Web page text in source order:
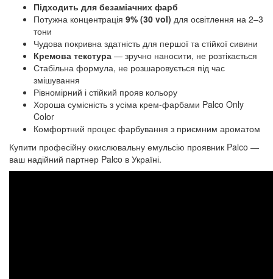
Підходить для безаміачних фарб
Потужна концентрація 9% (30 vol) для освітлення на 2–3
тони
Чудова покривна здатність для першої та стійкої сивини
Кремова текстура — зручно наносити, не розтікається
Стабільна формула, не розшаровується під час
змішування
Рівномірний і стійкий прояв кольору
Хороша сумісність з усіма крем-фарбами Palco Only
Color
Комфортний процес фарбування з приємним ароматом
Купити професійну окислювальну емульсію проявник Palco —
ваш надійний партнер Palco в Україні.